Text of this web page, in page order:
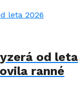
od leta
ranné